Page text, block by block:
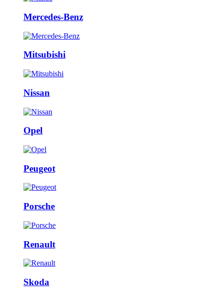
Mercedes-Benz
Mitsubishi
Nissan
Opel
Peugeot
Porsche
Renault
Skoda